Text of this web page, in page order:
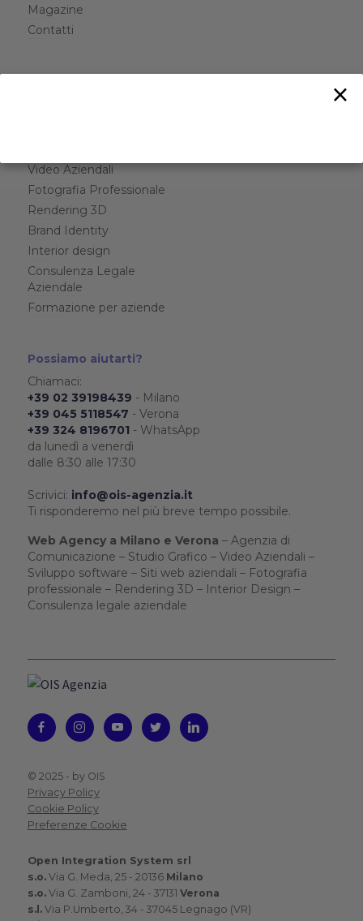
Magazine
Contatti
Video Aziendali
Fotografia Professionale
Rendering 3D
Brand Identity
Interior design
Consulenza Legale
Aziendale
Formazione per aziende
Possiamo aiutarti?
Chiamaci:
+39 02 39198439 - Milano
+39 045 5118547 - Verona
+39 324 8196701 - WhatsApp
da lunedì a venerdì
dalle 8:30 alle 17:30
Scrivici: info@ois-agenzia.it
Ti risponderemo nel più breve tempo possibile.
Web Agency a Milano e Verona – Agenzia di
Comunicazione – Studio Grafico – Video Aziendali –
Sviluppo software – Siti web aziendali – Fotografia
professionale – Rendering 3D – Interior Design –
Consulenza legale aziendale
© 2025 - by OIS
Privacy Policy
Cookie Policy
Preferenze Cookie
Open Integration System srl
s.o.Via G. Meda, 25 - 20136 Milano
s.o.Via G. Zamboni, 24 - 37131 Verona
s.l.Via P.Umberto, 34 - 37045 Legnago (VR)
×